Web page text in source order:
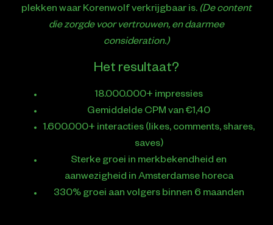
plekken waar Korenwolf verkrijgbaar is. (De content
die zorgde voor vertrouwen, en daarmee
consideration.)
Het resultaat?
18.000.000+ impressies
Gemiddelde CPM van €1,40
1.600.000+ interacties (likes, comments, shares,
saves)
Sterke groei in merkbekendheid en
aanwezigheid in Amsterdamse horeca
330% groei aan volgers binnen 6 maanden